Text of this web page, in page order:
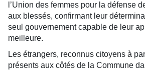
l’Union des femmes pour la défense
aux blessés, confirmant leur
seul gouvernement capable de leur
meilleure.
Les étrangers, reconnus citoyens à
présents aux côtés de la Commune